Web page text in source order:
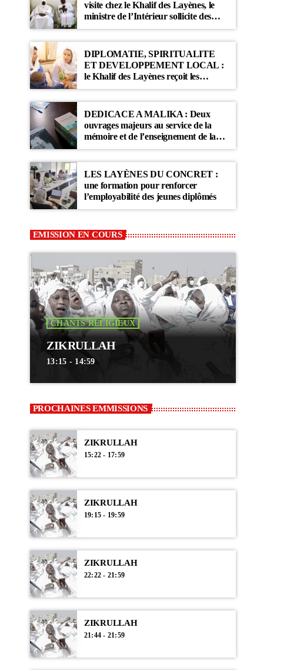
visite chez le Khalif des Layènes, le
ministre de l’Intérieur sollicite des
prières pour le Sénégal
DIPLOMATIE, SPIRITUALITE
ET DEVELOPPEMENT LOCAL :
le Khalif des Layènes reçoit les
ambassadrices de Belgique et des
Pays-Bas
DEDICACE A MALIKA : Deux
ouvrages majeurs au service de la
mémoire et de l’enseignement de la
Communauté Layène
LES LAYÈNES DU CONCRET :
une formation pour renforcer
l’employabilité des jeunes diplômés
EMISSION EN COURS
CHANTS RELIGIEUX
ZIKRULLAH
13:15 - 14:59
PROCHAINES EMMISSIONS
ZIKRULLAH
15:22 - 17:59
ZIKRULLAH
19:15 - 19:59
ZIKRULLAH
22:22 - 21:59
ZIKRULLAH
21:44 - 21:59